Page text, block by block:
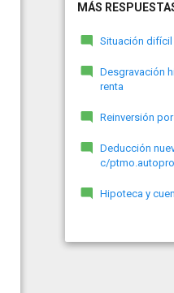
MÁS
Situación difícil
Desgravación
renta
Reinversión
Deducción
c/
Hipoteca y